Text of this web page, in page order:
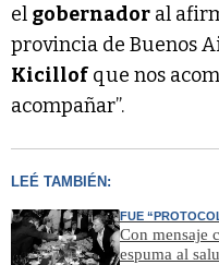
el gobernador al
provincia de Buenos
Kicillofque nos
acompañar”.
LEÉ TAMBIÉN:
FUE
Con mensaje
espuma al